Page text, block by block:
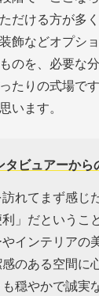
だける方が多
飾などオプシ
のを、必要な
たりの式場で
います。
タビュアーから
れてまず感じ
」だというこ
インテリアの
のある空間に
穏やかで誠実